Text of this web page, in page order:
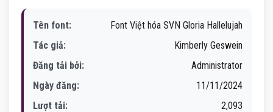
Tên font:
Font Việt hóa SVN Gloria Hallelujah
Tác giả:
Kimberly Geswein
Đăng tải bởi:
Administrator
Ngày đăng:
11/11/2024
Lượt tải:
2,093